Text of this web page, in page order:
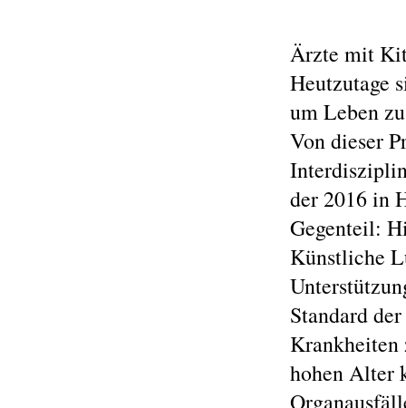
Ärzte mit
Heutzutage
um Leben
Von dieser
der 2016 in
Gegenteil:
Künstliche
Standard
Krankheiten
hohen Alter